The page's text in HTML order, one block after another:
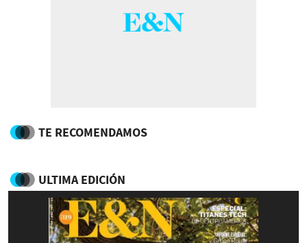
TE RECOMENDAMOS
ULTIMA EDICIÓN